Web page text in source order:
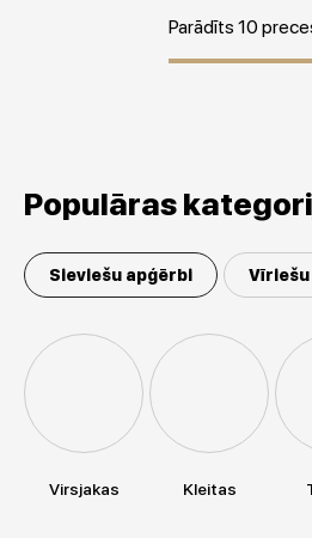
Parādīts 10
Populāras
Sieviešu apģērbi
Virsjakas Kleitas